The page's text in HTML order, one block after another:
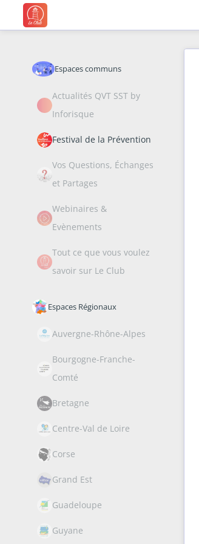
Espaces communs
Actualités QVT SST by
Inforisque
Festival de la Prévention
Vos Questions, Échanges
et Partages
Webinaires &
Evènements
Tout ce que vous voulez
savoir sur Le Club
Espaces Régionaux
Auvergne-Rhône-Alpes
Bourgogne-Franche-
Comté
Bretagne
Centre-Val de Loire
Corse
Grand Est
Guadeloupe
Guyane